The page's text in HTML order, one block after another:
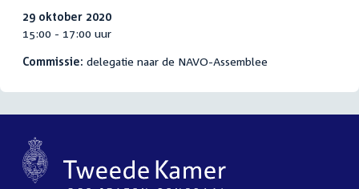
29 oktober 2020
15:00 - 17:00 uur
Commissie: delegatie naar de NAVO-Assemblee